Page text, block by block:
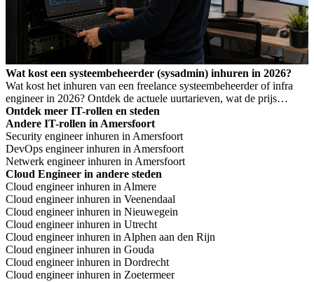
Wat kost een systeembeheerder (sysadmin) inhuren in 2026?
Wat kost het inhuren van een freelance systeembeheerder of infra
engineer in 2026? Ontdek de actuele uurtarieven, wat de prijs
bepaalt, en wanneer je welk profiel nodig hebt.
Ontdek meer IT-rollen en steden
Andere IT-rollen in Amersfoort
Security engineer inhuren in Amersfoort
DevOps engineer inhuren in Amersfoort
Netwerk engineer inhuren in Amersfoort
Cloud Engineer in andere steden
Cloud engineer inhuren in Almere
Cloud engineer inhuren in Veenendaal
Cloud engineer inhuren in Nieuwegein
Cloud engineer inhuren in Utrecht
Cloud engineer inhuren in Alphen aan den Rijn
Cloud engineer inhuren in Gouda
Cloud engineer inhuren in Dordrecht
Cloud engineer inhuren in Zoetermeer